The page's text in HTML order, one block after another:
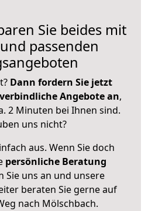
Sie beides mit
passenden
Dann fordern Sie jetzt
Angebote an,
2 Minuten bei Ihnen sind.
uns nicht?
aus. Wenn Sie doch
persönliche Beratung
Sie uns an und unsere
beraten Sie gerne auf
nach Mölschbach.